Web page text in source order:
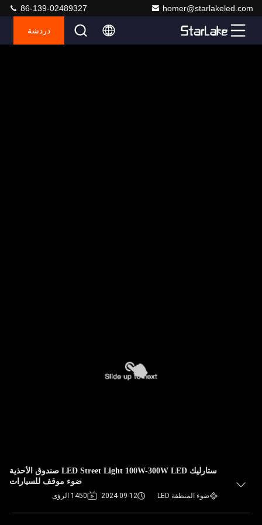
homer@starlakeled.com
86-139-02489327
دردشة
ستارليك LED Street Light 100W-300W LED صندوق الأحذية
ضوء موقف للسيارات
ضوء المنطقة LED 2024-09-12 1450 الرؤى